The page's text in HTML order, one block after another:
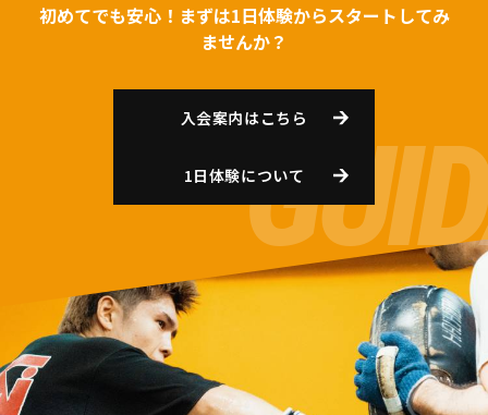
初めてでも安心！まずは1日体験からスタートしてみ
ませんか？
入会案内はこちら
1日体験について